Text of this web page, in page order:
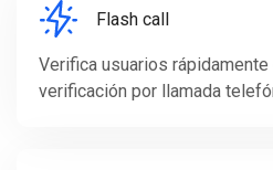
Flash call
Verifica usuarios
verificación por llamada